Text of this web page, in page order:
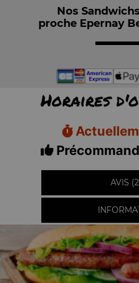
Nos
proche Epernay
Horaires
AVIS